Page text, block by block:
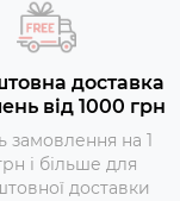
доставка
від 1000 грн
замовлення на 1
і більше для
доставки